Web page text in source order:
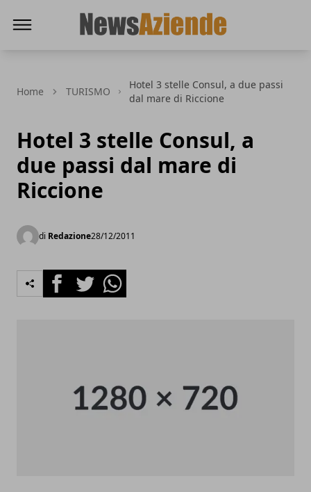
Home TURISMO
Hotel 3 stelle Consul, a due passi
dal mare di Riccione
Hotel 3 stelle Consul, a
due passi dal mare di
Riccione
di Redazione28/12/2011
FacebookTwitterWhatsapp